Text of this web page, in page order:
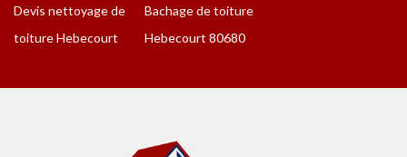
Devis nettoyage de
toiture Hebecourt
Bachage de toiture
Hebecourt 80680